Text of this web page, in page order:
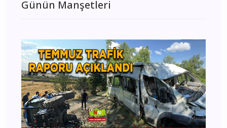
Günün Manşetleri